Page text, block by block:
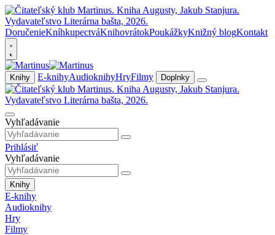
DoručenieKníhkupectváKnihovrátokPoukážkyKnižný blogKontakt
Knihy E-knihyAudioknihyHryFilmy Doplnky
Vyhľadávanie
Prihlásiť
Vyhľadávanie
Knihy
E-knihy
Audioknihy
Hry
Filmy